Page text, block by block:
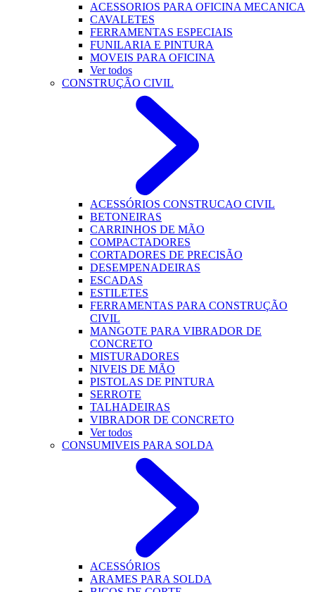
ACESSORIOS PARA OFICINA MECANICA
CAVALETES
FERRAMENTAS ESPECIAIS
FUNILARIA E PINTURA
MOVEIS PARA OFICINA
Ver todos
CONSTRUÇÃO CIVIL
ACESSÓRIOS CONSTRUCAO CIVIL
BETONEIRAS
CARRINHOS DE MÃO
COMPACTADORES
CORTADORES DE PRECISÃO
DESEMPENADEIRAS
ESCADAS
ESTILETES
FERRAMENTAS PARA CONSTRUÇÃO
CIVIL
MANGOTE PARA VIBRADOR DE
CONCRETO
MISTURADORES
NIVEIS DE MÃO
PISTOLAS DE PINTURA
SERROTE
TALHADEIRAS
VIBRADOR DE CONCRETO
Ver todos
CONSUMIVEIS PARA SOLDA
ACESSÓRIOS
ARAMES PARA SOLDA